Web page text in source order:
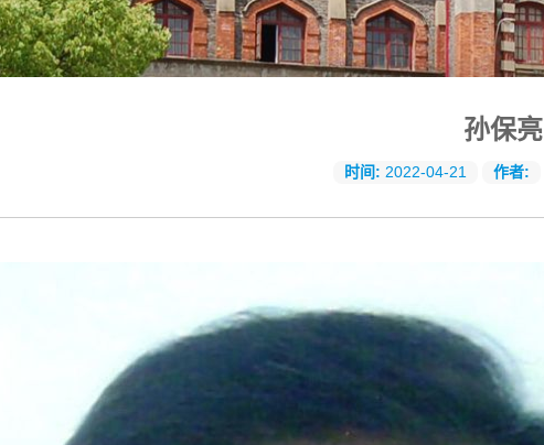
孙保亮
时间: 2022-04-21 作者: